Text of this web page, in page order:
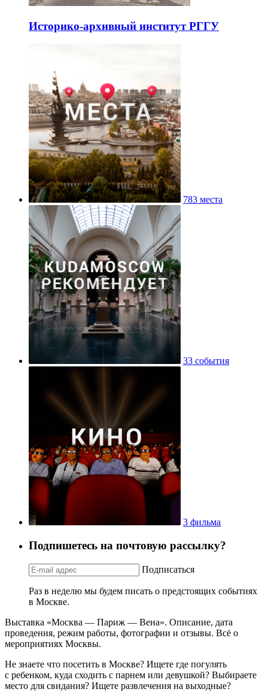
Историко-архивный институт РГГУ
783 места
33 события
3 фильма
Подпишетесь на почтовую рассылку?
Подписаться
Раз в неделю мы будем писать о предстоящих событиях
в Москве.
Выставка «Москва — Париж — Вена». Описание, дата
проведения, режим работы, фотографии и отзывы. Всё о
мероприятиях Москвы.
Не знаете что посетить в Москве? Ищете где погулять
с ребенком, куда сходить с парнем или девушкой? Выбираете
место для свидания? Ищете развлечения на выходные?